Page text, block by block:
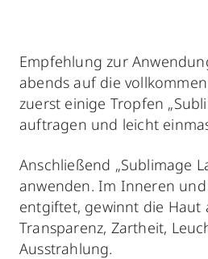
Empfehlung zur
abends auf die vollkommen
zuerst einige Tropfen
auftragen und leicht
Anschließend „Sublimage
anwenden. Im Inneren
entgiftet, gewinnt die Haut
Transparenz, Zartheit,
Ausstrahlung.